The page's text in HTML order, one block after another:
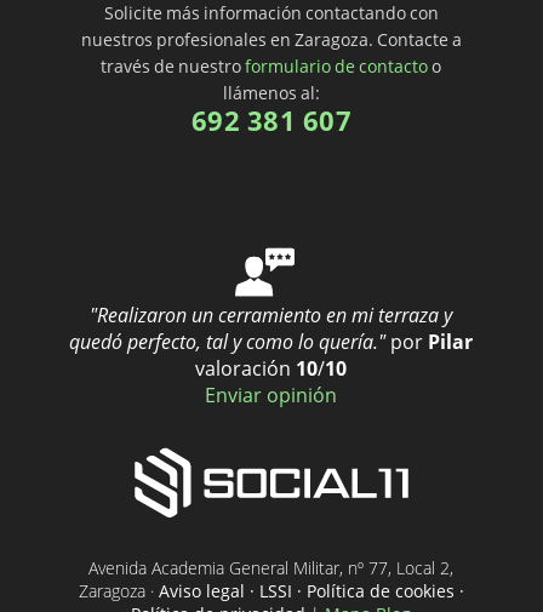
Solicite más información contactando con
nuestros profesionales en Zaragoza. Contacte a
través de nuestroformulario de contactoo
llámenos al:
692 381 607
"Realizaron un cerramiento en mi terraza y
quedó perfecto, tal y como lo quería." por Pilar
valoración 10/10
Enviar opinión
Avenida Academia General Militar, nº 77, Local 2,
Zaragoza · Aviso legal · LSSI · Política de cookies ·